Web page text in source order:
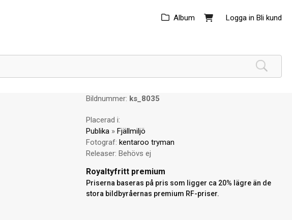
Logga in Bli kund
Album
Bildnummer: ks_8035
Placerad i:
Publika »Fjällmiljö
Fotograf:kentaroo tryman
Releaser:Behövs ej
Royaltyfritt premium
Priserna baseras på pris som ligger ca 20% lägre än de
stora bildbyråernas premium RF-priser.